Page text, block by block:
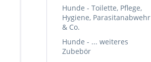
Hunde - Toilette, Pflege,
Hygiene, Parasitanabwehr
& Co.
Hunde - ... weiteres
Zubebör